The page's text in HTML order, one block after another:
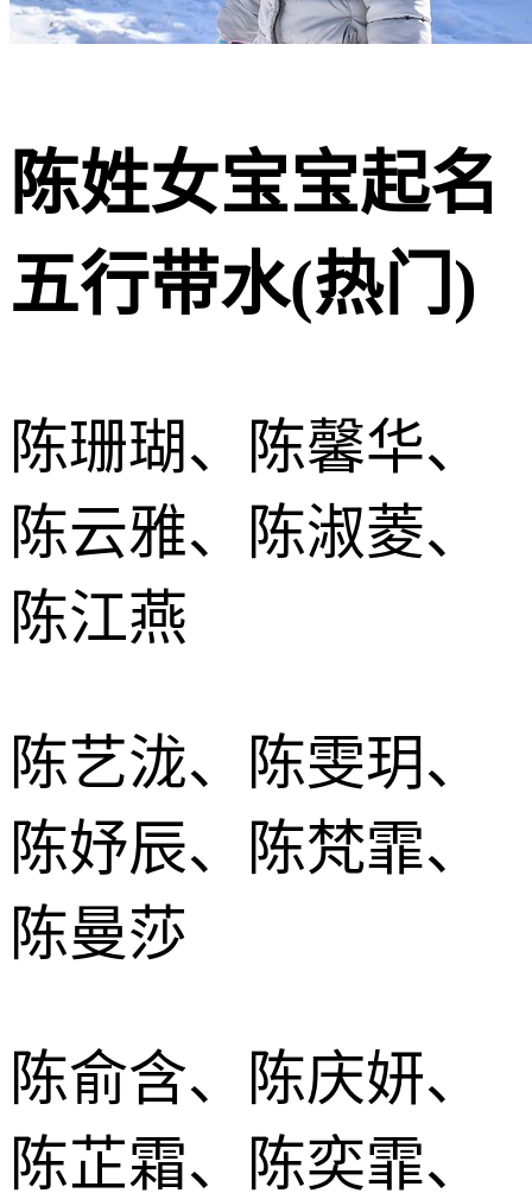
陈姓女宝宝起名
五行带水(热门)
陈珊瑚、陈馨华、
陈云雅、陈淑菱、
陈江燕
陈艺泷、陈雯玥、
陈妤辰、陈梵霏、
陈曼莎
陈俞含、陈庆妍、
陈芷霜、陈奕霏、